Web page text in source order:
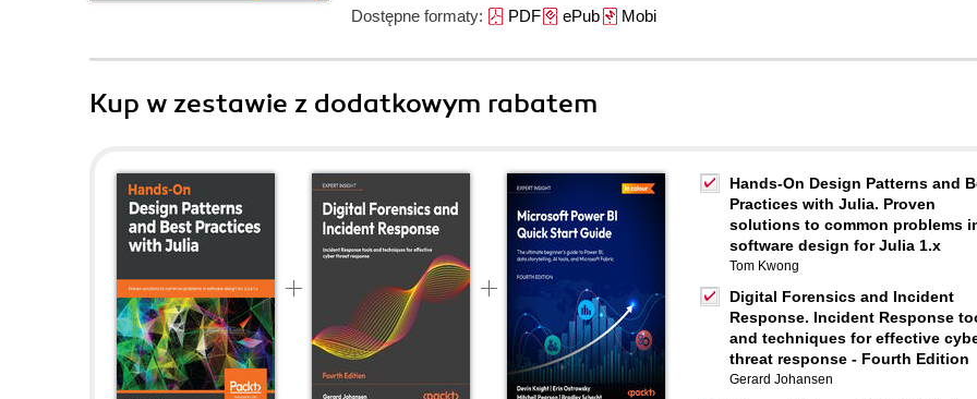
Dostępne formaty: PDFePubMobi
Kup w zestawie z dodatkowym rabatem
Hands-On Design Patterns and
Practices with Julia. Proven
solutions to common problems
software design for Julia 1.x
Tom Kwong
Digital Forensics and Incident
Response. Incident Response
and techniques for effective
threat response - Fourth Edition
Gerard Johansen